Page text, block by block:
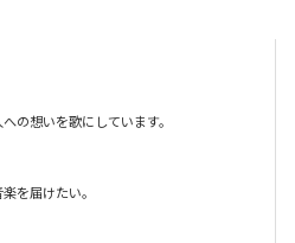
の想いを歌にしています。
を届けたい。